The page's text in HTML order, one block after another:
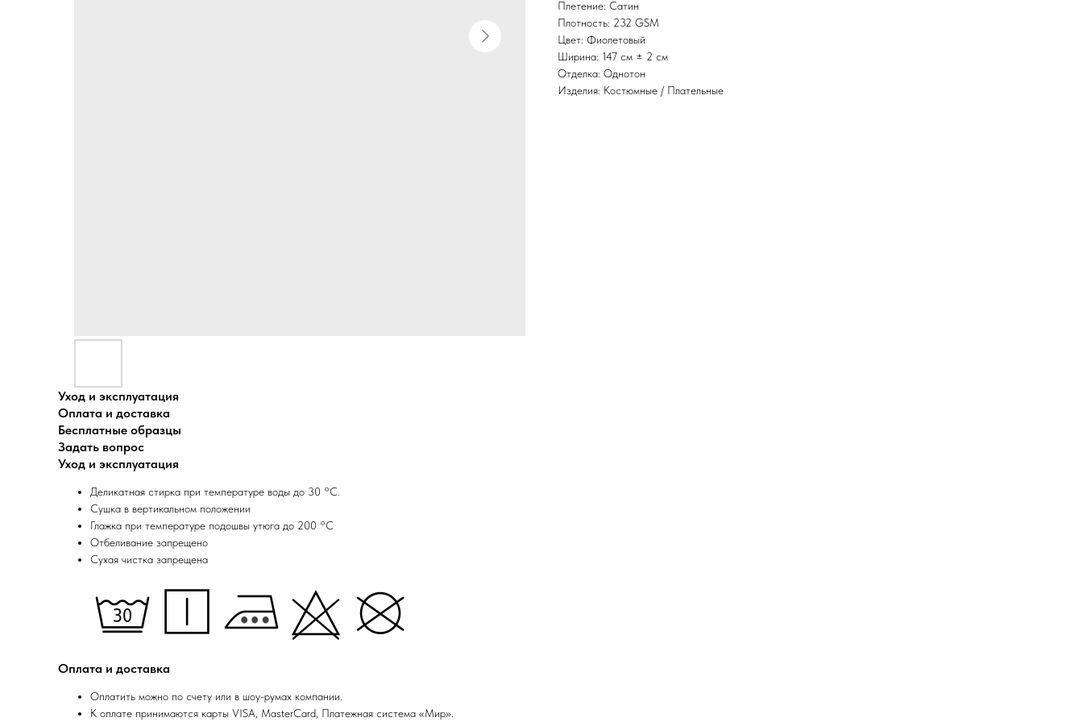
Плетение: Сатин
Плотность: 232 GSM
Цвет: Фиолетовый
Ширина: 147 см ± 2 см
Отделка: Однотон
Изделия: Костюмные / Плательные
Уход и эксплуатация
Оплата и доставка
Бесплатные образцы
Задать вопрос
Уход и эксплуатация
Деликатная стирка при температуре воды до 30 °C.
Сушка в вертикальном положении
Глажка при температуре подошвы утюга до 200 °C
Отбеливание запрещено
Сухая чистка запрещена
Оплата и доставка
Оплатить можно по счету или в шоу-румах компании.
К оплате принимаются карты VISA, MasterCard, Платежная система «Мир».